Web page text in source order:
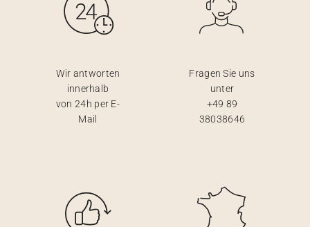
Wir antworten
innerhalb
von 24h per E-
Mail
Fragen Sie uns
unter
+49 89
38038646